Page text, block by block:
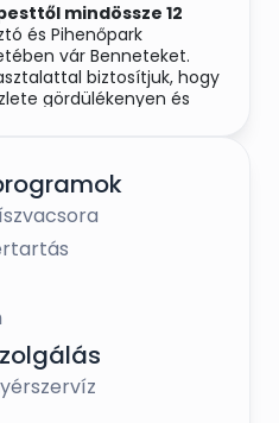
mindössze 12
és Pihenőpark
vár Benneteket.
biztosítjuk, hogy
gördülékenyen és
: a
menyasszonyi
valamint akár gyönyörű
is felkészülhettek a
alatt.